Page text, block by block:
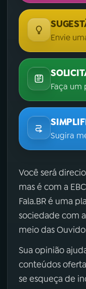
Envie
Faça um
Sugira
Você será
mas é com a
Fala.BR é uma
sociedade com
meio das
Sua opinião
conteúdos
se esqueça de